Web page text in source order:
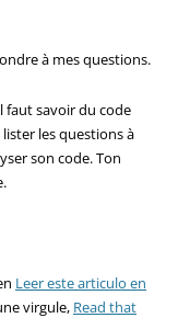
à mes questions.
faut savoir du code
les questions à
son code. Ton
Leer este articulo en
virgule, Read that